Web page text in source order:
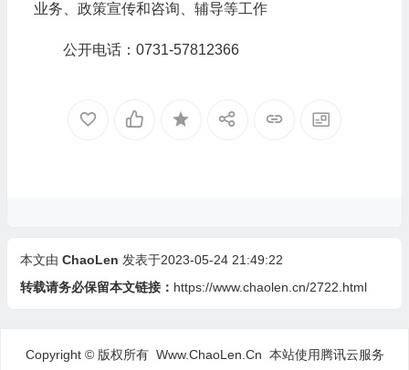
业务、政策宣传和咨询、辅导等工作
公开电话：0731-57812366
本文由 ChaoLen 发表于2023-05-24 21:49:22
转载请务必保留本文链接： https://www.chaolen.cn/2722.html
Copyright © 版权所有 Www.ChaoLen.Cn 本站使用腾讯云服务